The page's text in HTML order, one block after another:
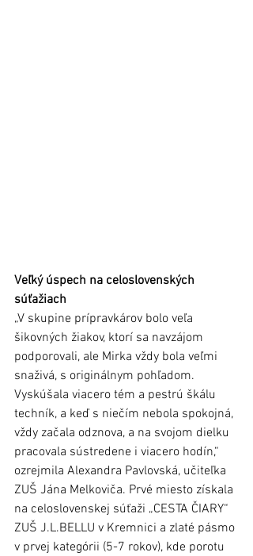
Veľký úspech na celoslovenských
súťažiach
„V skupine prípravkárov bolo veľa
šikovných žiakov, ktorí sa navzájom
podporovali, ale Mirka vždy bola veľmi
snaživá, s originálnym pohľadom.
Vyskúšala viacero tém a pestrú škálu
techník, a keď s niečím nebola spokojná,
vždy začala odznova, a na svojom dielku
pracovala sústredene i viacero hodín,“
ozrejmila Alexandra Pavlovská, učiteľka
ZUŠ Jána Melkoviča. Prvé miesto získala
na celoslovenskej súťaži „CESTA ČIARY“
ZUŠ J.L.BELLU v Kremnici a zlaté pásmo
v prvej kategórii (5-7 rokov), kde porotu